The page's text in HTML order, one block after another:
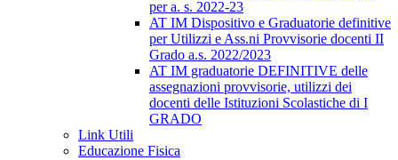
per a. s. 2022-23
AT IM Dispositivo e Graduatorie definitive
per Utilizzi e Ass.ni Provvisorie docenti II
Grado a.s. 2022/2023
AT IM graduatorie DEFINITIVE delle
assegnazioni provvisorie, utilizzi dei
docenti delle Istituzioni Scolastiche di I
GRADO
Link Utili
Educazione Fisica